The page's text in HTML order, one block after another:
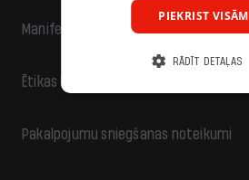
Manifests
Ētikas kodekss
Pakalpojumu sniegšanas noteikumi
PIEKRIST VISĀM
RĀDĪT DETAĻAS